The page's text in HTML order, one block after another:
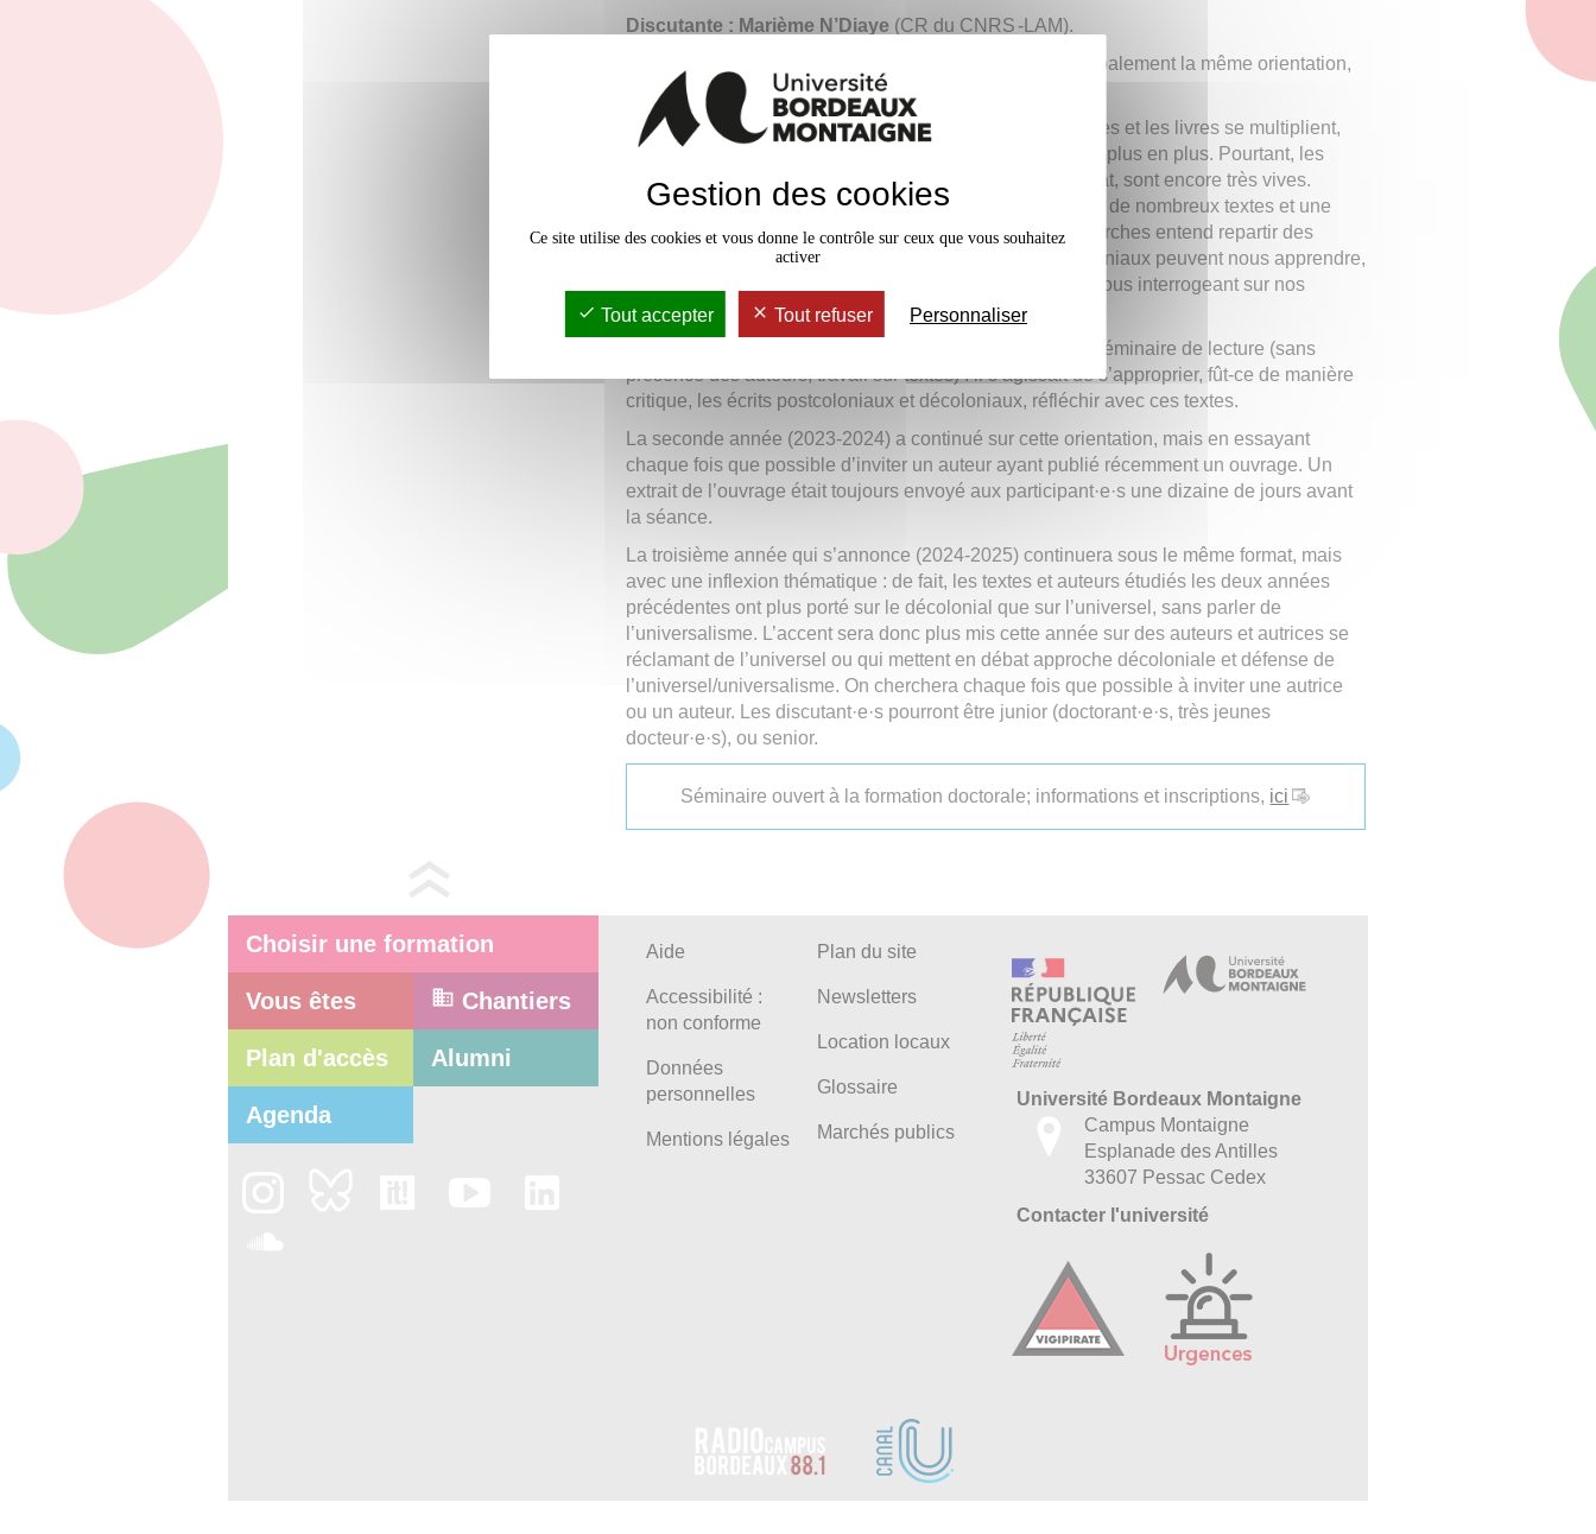
Discutante : Marième N’Diaye (CR du CNRS -LAM).
Le séminaire entre dans sa troisième année. Il garde globalement la même orientation,
ici rappelée :
« Le décolonial a aujourd’hui le vent en poupe : les articles et les livres se multiplient,
les associations militantes antiracistes s’en réclament de plus en plus. Pourtant, les
réactions françaises, parfois au plus haut sommet de l’État, sont encore très vives.
Partant de ce constat de « grand écart » entre la floraison de nombreux textes et une
très large incompréhension politique, ce groupe de recherches entend repartir des
textes pour examiner ensemble ce que les corpus décoloniaux peuvent nous apprendre,
en termes de critique d’un universel eurocentré, tout en nous interrogeant sur nos
propres pratiques de recherches. »
La première année (2022-2023), il a uniquement été un séminaire de lecture (sans
présence des auteurs, travail sur textes) : il s’agissait de s’approprier, fût-ce de manière
critique, les écrits postcoloniaux et décoloniaux, réfléchir avec ces textes.
La seconde année (2023-2024) a continué sur cette orientation, mais en essayant
chaque fois que possible d’inviter un auteur ayant publié récemment un ouvrage. Un
extrait de l’ouvrage était toujours envoyé aux participant·e·s une dizaine de jours avant
la séance.
La troisième année qui s’annonce (2024-2025) continuera sous le même format, mais
avec une inflexion thématique : de fait, les textes et auteurs étudiés les deux années
précédentes ont plus porté sur le décolonial que sur l’universel, sans parler de
l’universalisme. L’accent sera donc plus mis cette année sur des auteurs et autrices se
réclamant de l’universel ou qui mettent en débat approche décoloniale et défense de
l’universel/universalisme. On cherchera chaque fois que possible à inviter une autrice
ou un auteur. Les discutant·e·s pourront être junior (doctorant·e·s, très jeunes
docteur·e·s), ou senior.
Séminaire ouvert à la formation doctorale; informations et inscriptions, ici
Choisir une formation
Vous êtes Chantiers
Plan d'accès Alumni
Agenda
Aide
Accessibilité :
non conforme
Données
personnelles
Mentions légales
Plan du site
Newsletters
Location locaux
Glossaire
Marchés publics
Université Bordeaux Montaigne
Campus Montaigne
Esplanade des Antilles
33607 Pessac Cedex
Contacter l'université
Gestion des cookies
Ce site utilise des cookies et vous donne le contrôle sur ceux que vous souhaitez
activer
Tout accepter Tout refuser Personnaliser